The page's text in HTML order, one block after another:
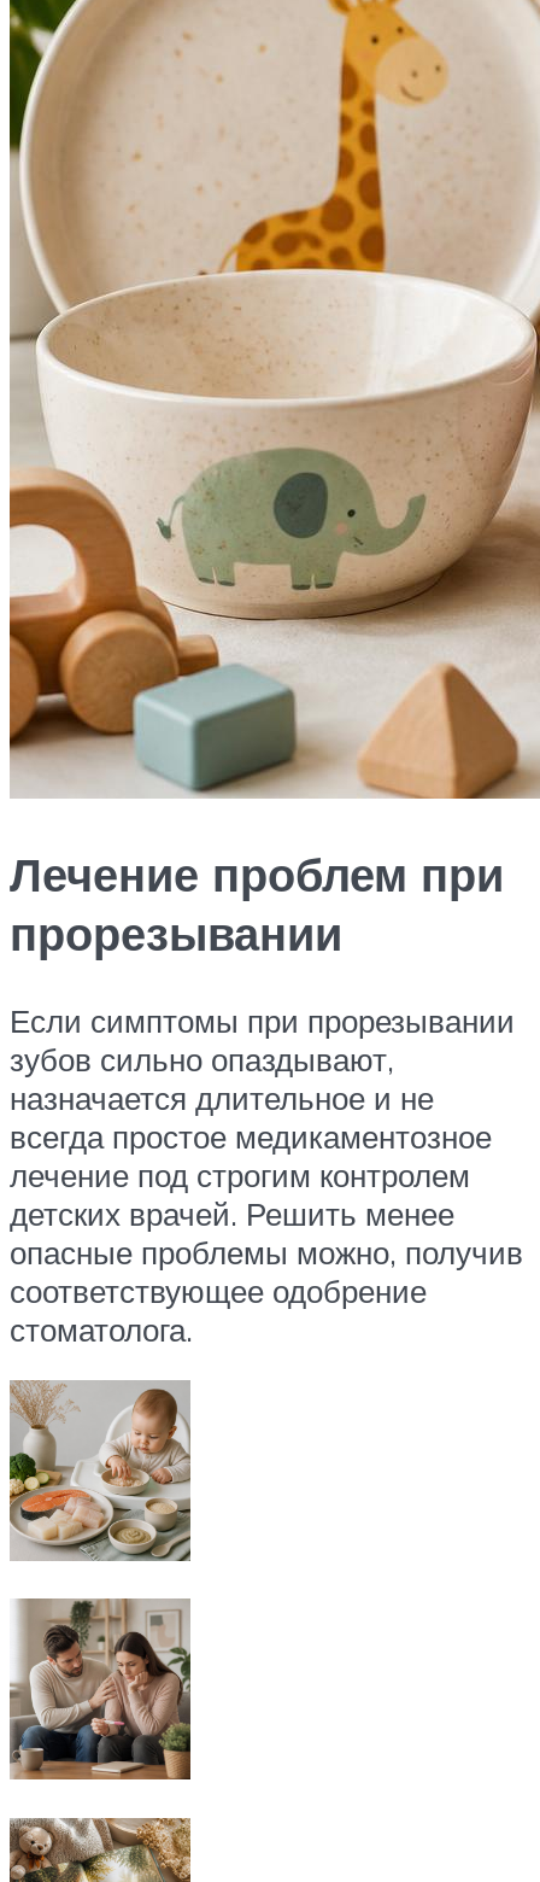
Лечение проблем при
прорезывании
Если симптомы при прорезывании
зубов сильно опаздывают,
назначается длительное и не
всегда простое медикаментозное
лечение под строгим контролем
детских врачей. Решить менее
опасные проблемы можно, получив
соответствующее одобрение
стоматолога.